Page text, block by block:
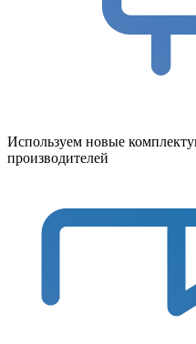
Используем новые
производителей